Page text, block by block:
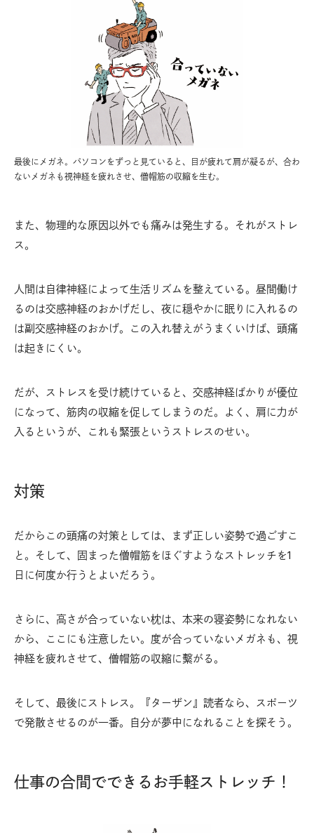
最後にメガネ。パソコンをずっと見ていると、目が疲れて肩が凝るが、合わ
ないメガネも視神経を疲れさせ、僧帽筋の収縮を生む。
また、物理的な原因以外でも痛みは発生する。それがストレ
ス。
人間は自律神経によって生活リズムを整えている。昼間働け
るのは交感神経のおかげだし、夜に穏やかに眠りに入れるの
は副交感神経のおかげ。この入れ替えがうまくいけば、頭痛
は起きにくい。
だが、ストレスを受け続けていると、交感神経ばかりが優位
になって、筋肉の収縮を促してしまうのだ。よく、肩に力が
入るというが、これも緊張というストレスのせい。
対策
だからこの頭痛の対策としては、まず正しい姿勢で過ごすこ
と。そして、固まった僧帽筋をほぐすようなストレッチを1
日に何度か行うとよいだろう。
さらに、高さが合っていない枕は、本来の寝姿勢になれない
から、ここにも注意したい。度が合っていないメガネも、視
神経を疲れさせて、僧帽筋の収縮に繫がる。
そして、最後にストレス。『ターザン』読者なら、スポーツ
で発散させるのが一番。自分が夢中になれることを探そう。
仕事の合間でできるお手軽ストレッチ！